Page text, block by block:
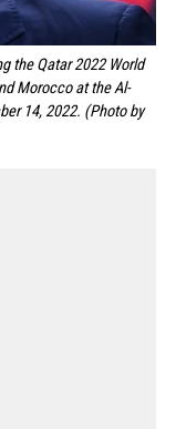
the Qatar 2022 World
Morocco at the Al-
14, 2022. (Photo by